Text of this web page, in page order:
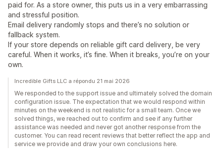
paid for. As a store owner, this puts us in a very embarrassing
and stressful position.
Email delivery randomly stops and there’s no solution or
fallback system.
If your store depends on reliable gift card delivery, be very
careful. When it works, it’s fine. When it breaks, you’re on your
own.
Incredible Gifts LLC a répondu 21 mai 2026
We responded to the support issue and ultimately solved the domain
configuration issue. The expectation that we would respond within
minutes on the weekend is not realistic for a small team. Once we
solved things, we reached out to confirm and see if any further
assistance was needed and never got another response from the
customer. You can read recent reviews that better reflect the app and
service we provide and draw your own conclusions here.